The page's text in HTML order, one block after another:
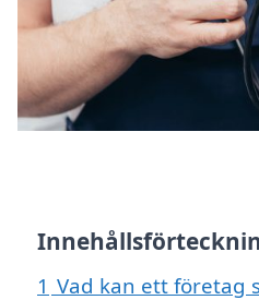
1 Vad kan ett företag